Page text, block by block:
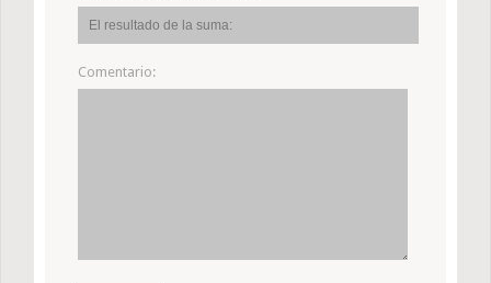
Comentario: